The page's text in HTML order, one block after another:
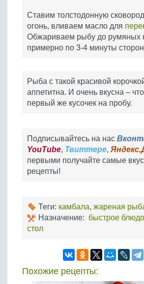
Ставим толстодонную
огонь, вливаем масло для
Обжариваем рыбу до румяных
примерно по 3-4 минуты
Рыба с такой красивой
аппетитна. И очень вкусна –
первый же кусочек на пробу.
Подписывайтесь на нас
YouTube, Твиттере,
первыми получайте самые
рецепты!
Теги: камбала, жареная
Назначение: быстрое блюдо
стол
Похожие рецепты: